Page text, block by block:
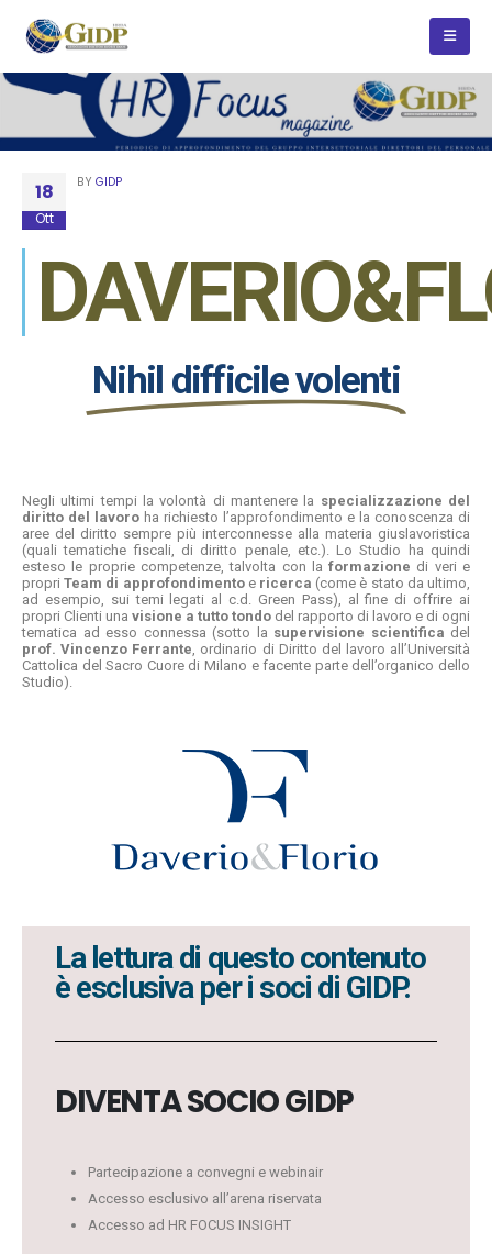
18
Ott
BY GIDP
Nihil difficile volenti
Negli ultimi tempi la volontà di mantenere la specializzazione del
diritto del lavoro ha richiesto l’approfondimento e la conoscenza di
aree del diritto sempre più interconnesse alla materia giuslavoristica
(quali tematiche fiscali, di diritto penale, etc.). Lo Studio ha quindi
esteso le proprie competenze, talvolta con laformazione di veri e
propriTeam di approfondimentoe ricerca (come è stato da ultimo,
ad esempio, sui temi legati al c.d. Green Pass), al fine di offrire ai
propri Clienti una visione a tutto tondo del rapporto di lavoro e di ogni
tematica ad esso connessa (sotto la supervisione scientifica del
prof. Vincenzo Ferrante , ordinario di Diritto del lavoro all’Università
Cattolica del Sacro Cuore di Milano e facente parte dell’organico dello
Studio).
La lettura di questo contenuto
è esclusiva per i soci di GIDP.
DIVENTA SOCIO GIDP
Partecipazione a convegni e webinair
Accesso esclusivo all’arena riservata
Accesso ad HR FOCUS INSIGHT